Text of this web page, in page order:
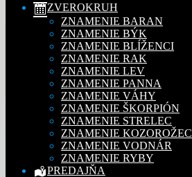
ZVEROKRUH
ZNAMENIE BARAN
ZNAMENIE BÝK
ZNAMENIE BLÍŽENCI
ZNAMENIE RAK
ZNAMENIE LEV
ZNAMENIE PANNA
ZNAMENIE VÁHY
ZNAMENIE ŠKORPIÓN
ZNAMENIE STRELEC
ZNAMENIE KOZOROŽEC
ZNAMENIE VODNÁR
ZNAMENIE RYBY
PREDAJŇA